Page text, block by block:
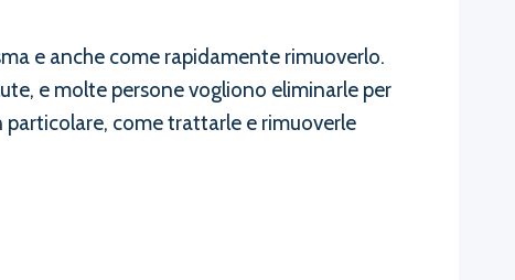
e anche come rapidamente rimuoverlo.
e molte persone vogliono eliminarle per
particolare, come trattarle e rimuoverle